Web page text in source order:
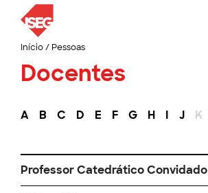
Início/ Pessoas
Docentes
A B C D E F G H I J K
Professor Catedrático Convidado